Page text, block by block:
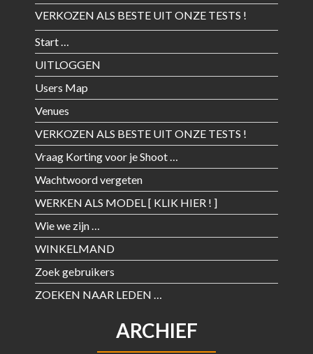
VERKOZEN ALS BESTE UIT ONZE TESTS !
Start …
UITLOGGEN
Users Map
Venues
VERKOZEN ALS BESTE UIT ONZE TESTS !
Vraag Korting voor je Shoot …
Wachtwoord vergeten
WERKEN ALS MODEL [ KLIK HIER ! ]
Wie we zijn …
WINKELMAND
Zoek gebruikers
ZOEKEN NAAR LEDEN …
ARCHIEF